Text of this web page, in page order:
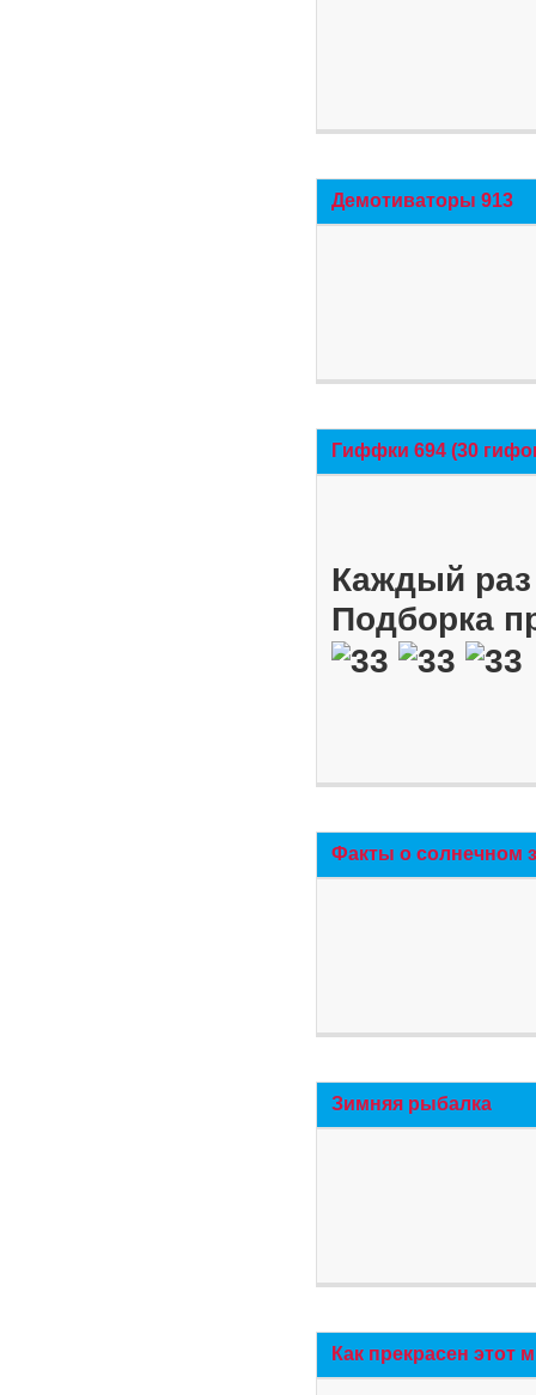
Демотиваторы 913
Гиффки 694 (30
Каждый
Подборка
Факты о солнечном
Зимняя рыбалка
Как прекрасен этот